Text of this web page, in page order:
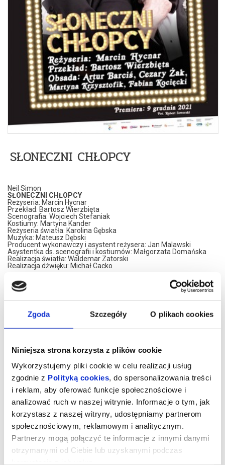
Zgoda Szczegóły O plikach cookies
Niniejsza strona korzysta z plików cookie
Wykorzystujemy pliki cookie w celu realizacji usług
zgodnie z Polityką cookies, do spersonalizowania treści
i reklam, aby oferować funkcje społecznościowe i
analizować ruch w naszej witrynie. Informacje o tym, jak
korzystasz z naszej witryny, udostępniamy partnerom
społecznościowym, reklamowym i analitycznym.
Partnerzy mogą połączyć te informacje z innymi danymi
otrzymanymi od Ciebie lub uzyskanymi podczas
SŁONECZNI CHŁOPCY
Neil Simon
SŁONECZNI CHŁOPCY
Reżyseria: Marcin Hycnar
Przekład: Bartosz Wierzbięta
Scenografia: Wojciech Stefaniak
Kostiumy: Martyna Kander
Reżyseria światła: Karolina Gębska
Muzyka: Mateusz Dębski
Producent wykonawczy i asystent reżysera: Jan Malawski
Asystentka ds. scenografii i kostiumów: Małgorzata Domańska
Realizacja światła: Waldemar Zatorski
Realizacja dźwięku: Michał Cacko
Obsada:
Al Lewis – Artur Barciś
Willie Clark – Cezary Żak
Pielęgniarka – Martyna Krzysztofik
telewizyjnymi ekranami całe rodziny. Postrzegani jako
towarzystwa. Od lat są skłóceni i nie utrzymują kontaktu. Jednak
pewnego dnia otrzymują intratną propozycję powrotu do studia
telewizyjnego ze swoim legendarnym popisowym numerem. Czy
wygrają wzajemne animozje, potrzeba bycia w centrum uwagi, a
może jednak chęć bycia razem?
SŁONECZNI CHŁOPCY są jubileuszowym spektaklem Cezarego
Żaka, który w 2021 roku obchodzi swoje 60. urodziny oraz Artura
Barcisia, świętującego swoje 65. urodziny.
*******
Bezpieczne zakupy w Bilety24. W przypadku odwołania
wydarzenia, gwarantujemy automatyczny zwrot środków
potwierdzony komunikatem wysyłanym na adres e-mail, podany
czytaj więcej o